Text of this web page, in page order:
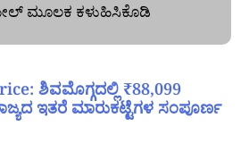
ಮೂಲಕ ಕಳುಹಿಸಿಕೊಡಿ
ಶಿವಮೊಗ್ಗದಲ್ಲಿ ₹88,099
ಇತರೆ ಮಾರುಕಟ್ಟೆಗಳ ಸಂಪೂರ್ಣ